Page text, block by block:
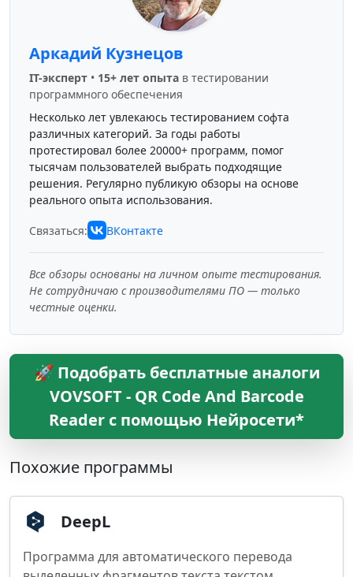
Аркадий Кузнецов
IT-эксперт • 15+ лет опыта в тестировании
программного обеспечения
Несколько лет увлекаюсь тестированием софта
различных категорий. За годы работы
протестировал более 20000+ программ, помог
тысячам пользователей выбрать подходящие
решения. Регулярно публикую обзоры на основе
реального опыта использования.
Связаться: ВКонтакте
Все обзоры основаны на личном опыте тестирования.
Не сотрудничаю с производителями ПО — только
честные оценки.
🚀 Подобрать бесплатные аналоги
VOVSOFT - QR Code And Barcode
Reader с помощью Нейросети*
Похожие программы
DeepL
Программа для автоматического перевода